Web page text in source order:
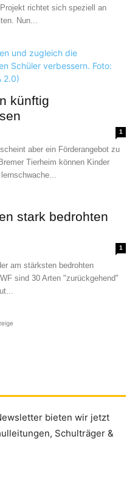
richtet sich speziell an
Nun...
künftig
1
aber ein Förderangebot zu
Tierheim können Kinder
stark bedrohten
1
am stärksten bedrohten
sind 30 Arten "zurückgehend"
bieten wir jetzt
Schulträger &